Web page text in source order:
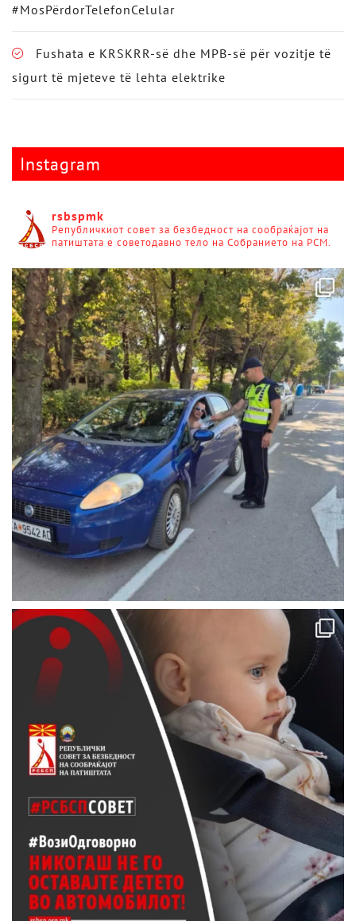
#MosPërdorTelefonCelular
Fushata e KRSKRR-së dhe MPB-së për vozitje të
sigurt të mjeteve të lehta elektrike
Instagram
rsbspmk
Републичкиот совет за безбедност на сообраќајот на
патиштата е советодавно тело на Собранието на РСМ.